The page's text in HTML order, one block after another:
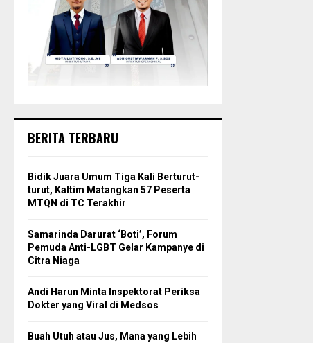
BERITA TERBARU
Bidik Juara Umum Tiga Kali Berturut-
turut, Kaltim Matangkan 57 Peserta
MTQN di TC Terakhir
Samarinda Darurat ‘Boti’, Forum
Pemuda Anti-LGBT Gelar Kampanye di
Citra Niaga
Andi Harun Minta Inspektorat Periksa
Dokter yang Viral di Medsos
Buah Utuh atau Jus, Mana yang Lebih